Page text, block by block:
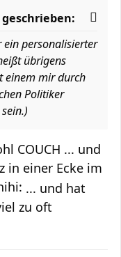
einpersonalisierter
übrigens
einem mir durch
Politiker
COUCH ... und
in einer Ecke im
... und hat
zu oft